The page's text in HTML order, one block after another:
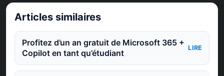
Articles similaires
Profitez d’un an gratuit de Microsoft 365 +
Copilot en tant qu’étudiant
LIRE